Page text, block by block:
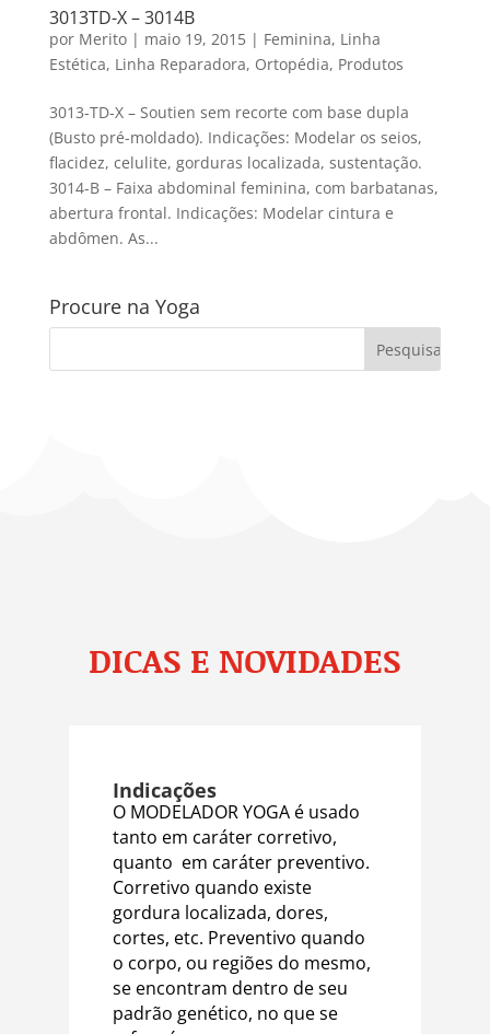
3013TD-X – 3014B
por Merito| maio 19, 2015| Feminina, Linha
Estética, Linha Reparadora, Ortopédia, Produtos
3013-TD-X – Soutien sem recorte com base dupla
(Busto pré-moldado). Indicações: Modelar os seios,
flacidez, celulite, gorduras localizada, sustentação.
3014-B – Faixa abdominal feminina, com barbatanas,
abertura frontal. Indicações: Modelar cintura e
abdômen. As...
Procure na Yoga
DICAS E NOVIDADES
Indicações
O MODELADOR YOGA é usado
tanto em caráter corretivo,
quanto em caráter preventivo.
Corretivo quando existe
gordura localizada, dores,
cortes, etc. Preventivo quando
o corpo, ou regiões do mesmo,
se encontram dentro de seu
padrão genético, no que se